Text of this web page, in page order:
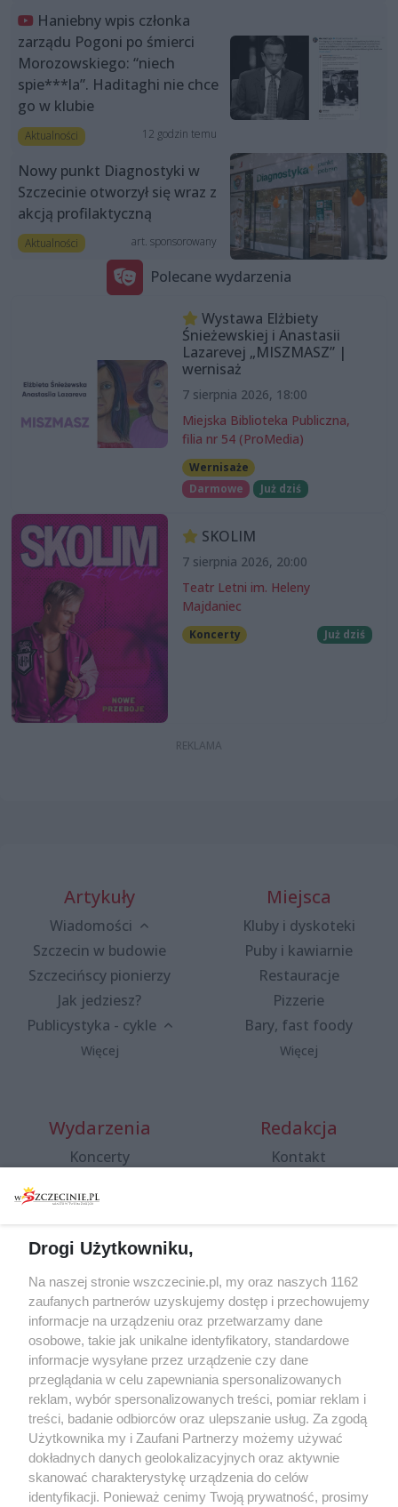
Haniebny wpis członka
zarządu Pogoni po śmierci
Morozowskiego: “niech
spie***la”. Haditaghi nie chce
go w klubie
Aktualności 12 godzin temu
Nowy punkt Diagnostyki w
Szczecinie otworzył się wraz z
akcją profilaktyczną
Aktualności art. sponsorowany
Polecane wydarzenia
Wystawa Elżbiety
Śnieżewskiej i Anastasii
Lazarevej „MISZMASZ” |
wernisaż
7 sierpnia 2026, 18:00
Miejska Biblioteka Publiczna,
filia nr 54 (ProMedia)
Wernisaże
Darmowe
Już dziś
SKOLIM
7 sierpnia 2026, 20:00
Teatr Letni im. Heleny
Majdaniec
Koncerty Już dziś
Artykuły
Wiadomości
Szczecin w budowie
Szczecińscy pionierzy
Jak jedziesz?
Publicystyka - cykle
Więcej
Miejsca
Kluby i dyskoteki
Puby i kawiarnie
Restauracje
Pizzerie
Bary, fast foody
Więcej
Wydarzenia
Koncerty
Spacery i oprowadzania
targi
Wernisaże
Więcej
Redakcja
Kontakt
Specjalny koncert z okazji
20. urodzin portalu
wSzczecinie.pl
Regulamin konkursów
śniadaniówka "Hej
Szczecin! Jest piątek!"
Partnerzy
Praca Szczecin
Drogi Użytkowniku,
Na naszej stronie wszczecinie.pl, my oraz naszych 1162
zaufanych partnerów uzyskujemy dostęp i przechowujemy
informacje na urządzeniu oraz przetwarzamy dane
osobowe, takie jak unikalne identyfikatory, standardowe
informacje wysyłane przez urządzenie czy dane
przeglądania w celu zapewniania spersonalizowanych
reklam, wybór spersonalizowanych treści, pomiar reklam i
treści, badanie odbiorców oraz ulepszanie usług. Za zgodą
Użytkownika my i Zaufani Partnerzy możemy używać
dokładnych danych geolokalizacyjnych oraz aktywnie
skanować charakterystykę urządzenia do celów
identyfikacji. Ponieważ cenimy Twoją prywatność, prosimy